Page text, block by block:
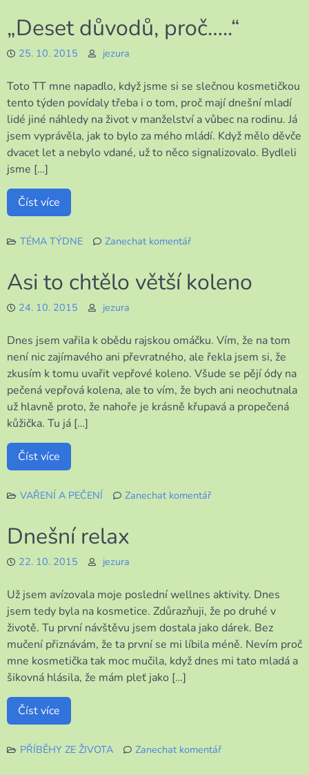
s
hádankou
„Deset důvodů, proč…..“
25. 10. 2015 jezura
Toto TT mne napadlo, když jsme si se slečnou kosmetičkou
tento týden povídaly třeba i o tom, proč mají dnešní mladí
lidé jiné náhledy na život v manželství a vůbec na rodinu. Já
jsem vyprávěla, jak to bylo za mého mládí. Když mělo děvče
dvacet let a nebylo vdané, už to něco signalizovalo. Bydleli
jsme […]
Číst více
TÉMA TÝDNE
Zanechat komentář
důvodů,
Asi to chtělo větší koleno
24. 10. 2015 jezura
Dnes jsem vařila k obědu rajskou omáčku. Vím, že na tom
není nic zajímavého ani převratného, ale řekla jsem si, že
zkusím k tomu uvařit vepřové koleno. Všude se pějí ódy na
pečená vepřová kolena, ale to vím, že bych ani neochutnala
už hlavně proto, že nahoře je krásně křupavá a propečená
kůžička. Tu já […]
Číst více
VAŘENÍ A PEČENÍ
Zanechat komentář
Dnešní relax
22. 10. 2015 jezura
Už jsem avízovala moje poslední wellnes aktivity. Dnes
jsem tedy byla na kosmetice. Zdůrazňuji, že po druhé v
životě. Tu první návštěvu jsem dostala jako dárek. Bez
mučení přiznávám, že ta první se mi líbila méně. Nevím proč
mne kosmetička tak moc mučila, když dnes mi tato mladá a
šikovná hlásila, že mám pleť jako […]
Číst více
PŘÍBĚHY ZE ŽIVOTA
Zanechat komentář